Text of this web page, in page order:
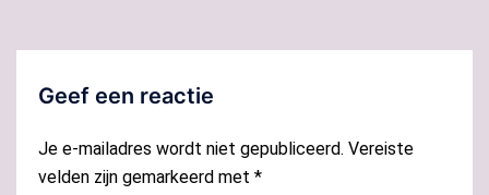
Geef een reactie
Je e-mailadres wordt niet gepubliceerd. Vereiste
velden zijn gemarkeerd met *